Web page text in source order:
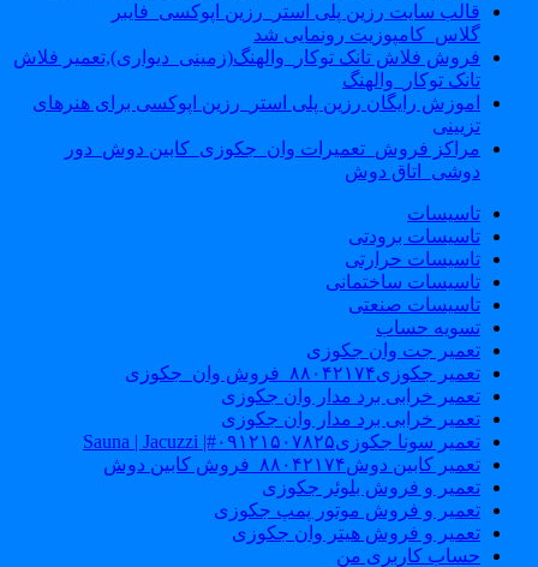
قالب سایت رزین پلی استر_رزین اپوکسی_فایبر
گلاس_کامپوزیت رونمایی شد
فروش فلاش تانک توکار_والهنگ(زمینی_دیواری),تعمیر فلاش
تانک توکار_والهنگ
اموزش رایگان رزین پلی استر_رزین اپوکسی برای هنرهای
تزیینی
مراکز فروش_تعمیرات وان_جکوزی_کابین دوش_دور
دوشی_اتاق دوش
تاسیسات
تاسیسات برودتی
تاسیسات حرارتی
تاسیسات ساختمانی
تاسیسات صنعتی
تسویه حساب
تعمیر جت وان جکوزی
تعمیر جکوزی۸۸۰۴۲۱۷۴_فروش وان_جکوزی
تعمیر خرابی برد مدار وان جکوزی
تعمیر خرابی برد مدار وان جکوزی
تعمیر سونا جکوزی۰۹۱۲۱۵۰۷۸۲۵#| Sauna | Jacuzzi
تعمیر کابین دوش۸۸۰۴۲۱۷۴_فروش کابین دوش
تعمیر و فروش بلوئر جکوزی
تعمیر و فروش موتور پمپ جکوزی
تعمیر و فروش هیتر وان جکوزی
حساب کاربری من